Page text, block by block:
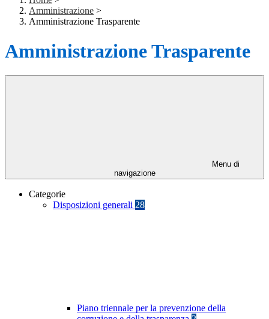
Amministrazione >
Amministrazione Trasparente
Amministrazione Trasparente
Menu di
navigazione
Categorie
Disposizioni generali 28
Piano triennale per la prevenzione della